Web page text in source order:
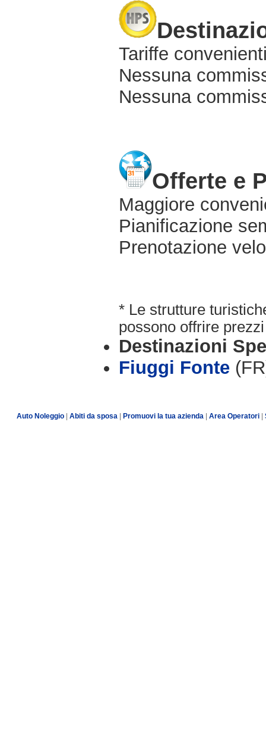
Tariffe
Nessuna
Nessuna
Offerte e
Maggiore
Pianificazione
Prenotazione
* Le strutture
possono offrire
Destinazioni
Fiuggi Fonte
Auto Noleggio Abiti da sposa Promuovi la tua azienda Area Operatori